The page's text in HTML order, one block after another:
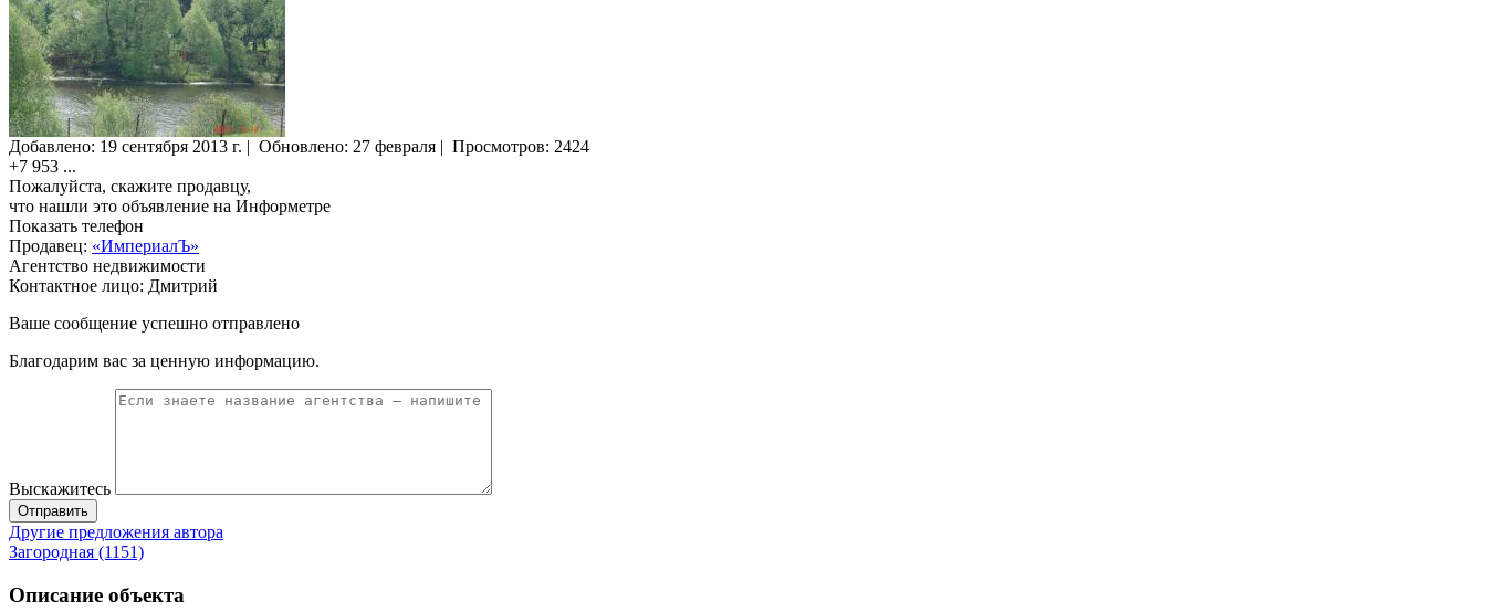
Добавлено: 19 сентября 2013 г. | Обновлено: 27 февраля | Просмотров: 2424
+7 953 ...
Пожалуйста, скажите продавцу,
что нашли это объявление на Информетре
Показать телефон
Продавец: «ИмпериалЪ»
Агентство недвижимости
Контактное лицо: Дмитрий
Ваше сообщение успешно отправлено
Благодарим вас за ценную информацию.
Выскажитесь
Отправить
Другие предложения автора
Загородная (1151)
Описание объекта